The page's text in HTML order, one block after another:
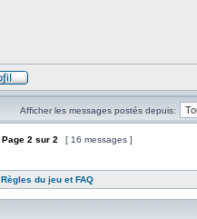
Afficher les messages postés depuis:
Page 2 sur 2 [ 16 messages ]
Règles du jeu et FAQ